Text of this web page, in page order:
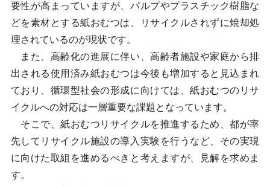
要性が高まっていますが、パルプやプラスチック樹脂な
どを素材とする紙おむつは、リサイクルされずに焼却処
理されているのが現状です。
また、高齢化の進展に伴い、高齢者施設や家庭から排
出される使用済み紙おむつは今後も増加すると見込まれ
ており、循環型社会の形成に向けては、紙おむつのリサ
イクルへの対応は一層重要な課題となっています。
そこで、紙おむつリサイクルを推進するため、都が率
先してリサイクル施設の導入実験を行うなど、その実現
に向けた取組を進めるべきと考えますが、見解を求めま
す。